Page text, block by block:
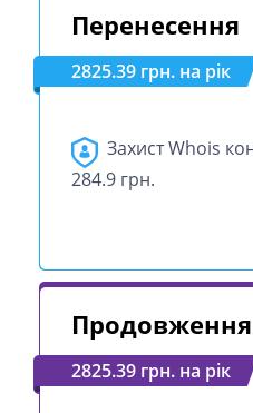
Перенесення
2825.39 грн. на рік
Захист Whois
284.9 грн.
Продовження
2825.39 грн. на рік